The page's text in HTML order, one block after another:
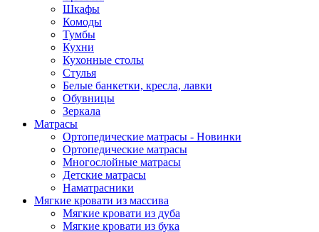
Шкафы
Комоды
Тумбы
Кухни
Кухонные столы
Стулья
Белые банкетки, кресла, лавки
Обувницы
Зеркала
Матрасы
Ортопедические матрасы - Новинки
Ортопедические матрасы
Многослойные матрасы
Детские матрасы
Наматрасники
Мягкие кровати из массива
Мягкие кровати из дуба
Мягкие кровати из бука